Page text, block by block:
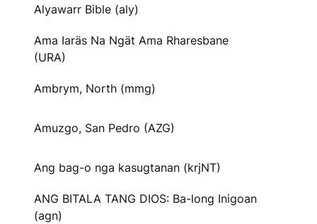
Alyawarr Bible (aly)
Ama Iaräs Na Ngät Ama Rharesbane
(URA)
Ambrym, North (mmg)
Amuzgo, San Pedro (AZG)
Ang bag-o nga kasugtanan (krjNT)
ANG BITALA TANG DIOS: Ba-long Inigoan
(agn)